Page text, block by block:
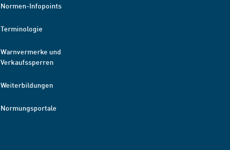
Normen-Infopoints
Terminologie
Warnvermerke und
Verkaufssperren
Weiterbildungen
Normungsportale